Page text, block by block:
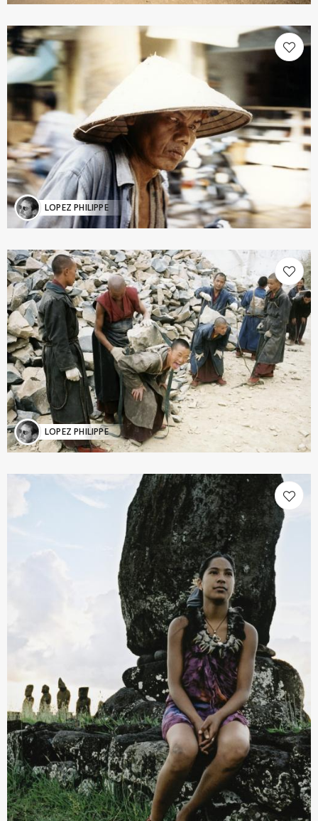
LOPEZ PHILIPPE
LOPEZ PHILIPPE